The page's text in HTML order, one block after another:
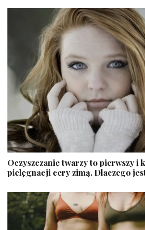
Oczyszczanie twarzy to pierwszy i
pielęgnacji cery zimą. Dlaczego